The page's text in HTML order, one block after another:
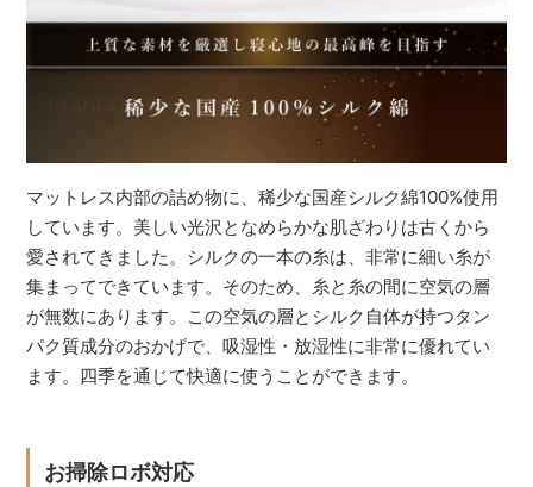
マットレス内部の詰め物に、稀少な国産シルク綿100%使用
しています。美しい光沢となめらかな肌ざわりは古くから
愛されてきました。シルクの一本の糸は、非常に細い糸が
集まってできています。そのため、糸と糸の間に空気の層
が無数にあります。この空気の層とシルク自体が持つタン
パク質成分のおかげで、吸湿性・放湿性に非常に優れてい
ます。四季を通じて快適に使うことができます。
お掃除ロボ対応